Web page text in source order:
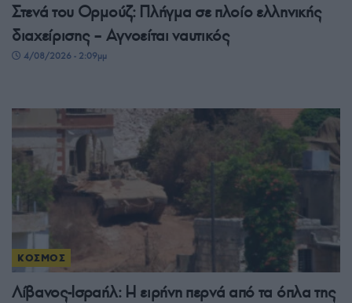
Στενά του Ορμούζ: Πλήγμα σε πλοίο ελληνικής
διαχείρισης – Αγνοείται ναυτικός
4/08/2026 - 2:09μμ
ΚΟΣΜΟΣ
Λίβανος-Ισραήλ: Η ειρήνη περνά από τα όπλα της